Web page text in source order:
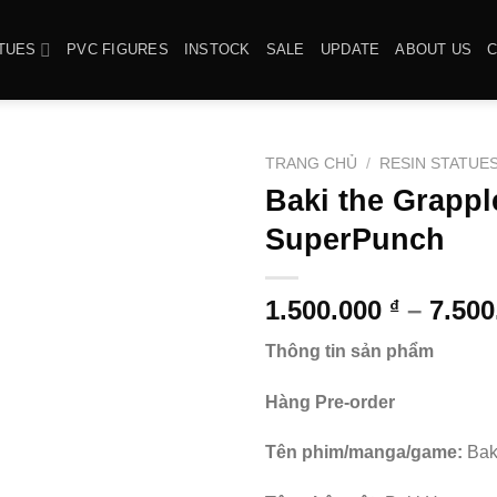
PVC FIGURES INSTOCK SALE UPDATE ABOUT US
TRANG CHỦ / RESIN
Baki the
SuperPunch
1.500.000 ₫ –
Thông tin sản phẩm
Hàng Pre-order
Tên phim/manga/game: